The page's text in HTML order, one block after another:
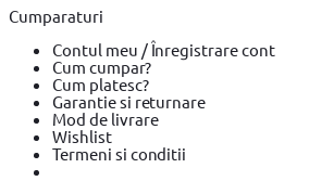
Trafaleti YATO
protectie YATO
Echipamente de protectie
Bricolaj OEMBricolaj CynelSurubelnita
electrica BOSCHSurubelnita electrica
Cumparaturi
Contul meu / Înregistrare cont
Cum cumpar?
Cum platesc?
Garantie si returnare
Mod de livrare
Wishlist
Termeni si conditii